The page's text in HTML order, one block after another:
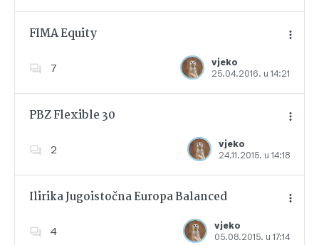
FIMA Equity
7
vjeko
25.04.2016. u 14:21
Dodajte u favorite
PBZ Flexible 30
2
vjeko
24.11.2015. u 14:18
Dodajte u favorite
Ilirika Jugoistočna Europa Balanced
4
vjeko
05.08.2015. u 17:14
Dodajte u favorite